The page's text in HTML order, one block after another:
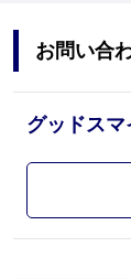
お問い合
グッドス